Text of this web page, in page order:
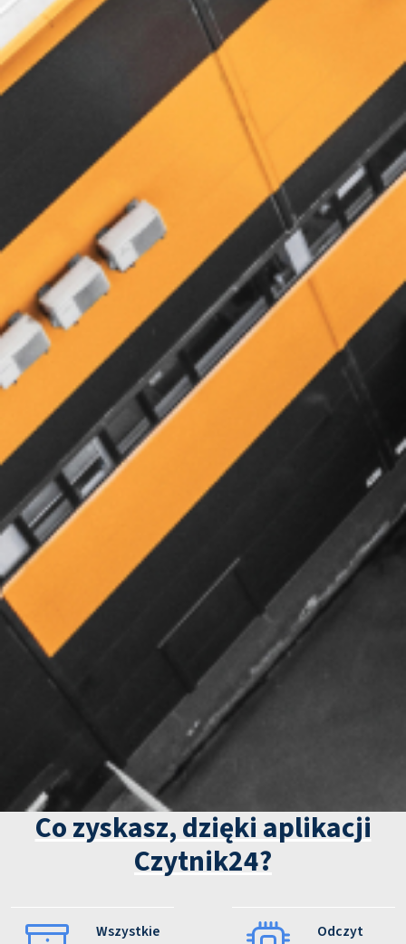
Co zyskasz, dzięki aplikacji
Czytnik24?
Wszystkie
Odczyt